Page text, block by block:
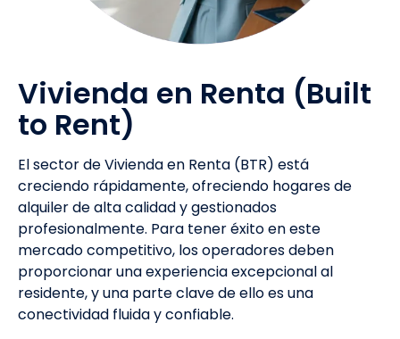
Vivienda en Renta (Built
to Rent)
El sector de Vivienda en Renta (BTR) está
creciendo rápidamente, ofreciendo hogares de
alquiler de alta calidad y gestionados
profesionalmente. Para tener éxito en este
mercado competitivo, los operadores deben
proporcionar una experiencia excepcional al
residente, y una parte clave de ello es una
conectividad fluida y confiable.